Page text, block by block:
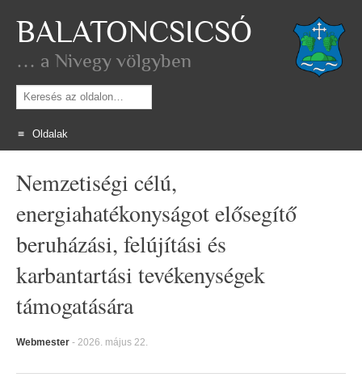
BALATONCSICSÓ
… a Nivegy völgyben
Keresés
Oldalak
Nemzetiségi célú,
energiahatékonyságot elősegítő
beruházási, felújítási és
karbantartási tevékenységek
támogatására
Webmester - 2026. május 22.